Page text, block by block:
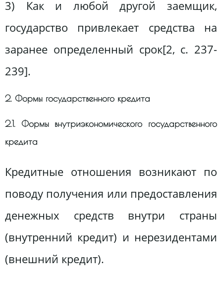
3) Как и любой другой заемщик,
государство привлекает средства на
заранее определенный срок[2, c. 237-
239].
2. Формы государственного кредита
2.1. Формы внутриэкономического государственного
кредита
Кредитные отношения возникают по
поводу получения или предоставления
денежных средств внутри страны
(внутренний кредит) и нерезидентами
(внешний кредит).